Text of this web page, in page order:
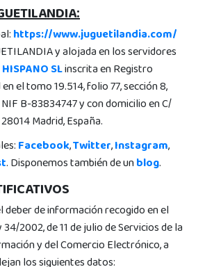
https://www.juguetilandia.com/
y alojada en los servidores
SLinscrita en Registro
el tomo 19.514, folio 77, sección 8,
B-83834747 y con domicilio en C/
Madrid, España.
Facebook,Twitter,Instagram,
. Disponemos también de unblog.
de información recogido en el
2002, de 11 de julio de Servicios de la
y del Comercio Electrónico, a